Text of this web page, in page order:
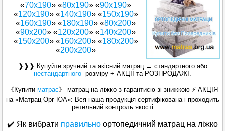
«70х190» «80х190» «90х190»
«120x190» «140х190» «150x190»
«160x190» «180x190» «80x200»
«90x200» «120x200» «140x200»
«150x200» «160х200» «180х200»
«200x200»
❱❱❱ Купуйте зручний та якісний матрац ↔ стандартного або
нестандартного розміру + АКЦІЇ та РОЗПРОДАЖІ.
《Купити матрас》 матрац на ліжко з гарантиєю зі знижкою ⚡ АКЦІЯ
на «Матрац Орг ЮА»: Вся наша продукція сертифікована і проходить
ретельний контроль якості
✔️ Як вибрати правильно ортопедичний матрац на ліжко